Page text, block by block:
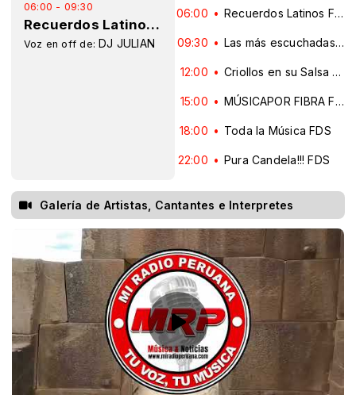
06:00 - 09:30
Recuerdos Latinos FDS
Voz en off de: DJ JULIAN
06:00 Recuerdos Latinos FDS
09:30 Las más escuchadas FDS
12:00 Criollos en su Salsa FDS
15:00 MÚSICAPOR FIBRA FDS
18:00 Toda la Música FDS
22:00 Pura Candela!!! FDS
Galería de Artistas, Cantantes e Interpretes